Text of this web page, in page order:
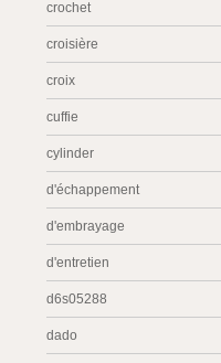
crochet
croisière
croix
cuffie
cylinder
d'échappement
d'embrayage
d'entretien
d6s05288
dado